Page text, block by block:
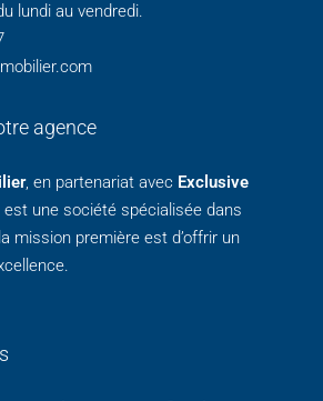
lundi au vendredi.
agence
, en partenariat avec Exclusive
est une société spécialisée dans
mission première est d’offrir un